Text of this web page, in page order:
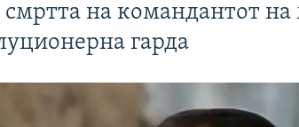
смртта на командантот
гарда